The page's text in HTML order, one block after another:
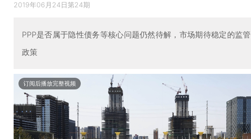
2019年06月24日第24期
PPP是否属于隐性债务等核心问题仍然待解，市场期待稳定的监管
政策
订阅后播放完整视频